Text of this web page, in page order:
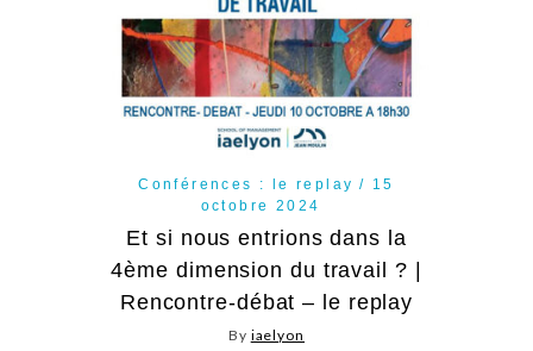
Conférences : le replay
15
octobre 2024
Et si nous entrions dans la
4ème dimension du travail ? |
Rencontre-débat – le replay
By iaelyon